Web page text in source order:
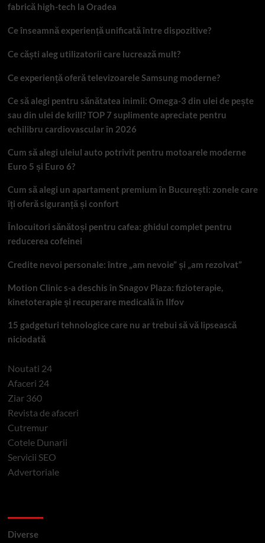
fabrică high-tech la Oradea
Ce înseamnă experiență unificată între dispozitive?
Ce căști aleg utilizatorii care lucrează mult?
Ce experiență oferă televizoarele Samsung moderne?
Ce să alegi pentru sănătatea inimii: Omega-3 din ulei de pește
sau din ulei de krill? TOP 7 suplimente apreciate pentru
echilibru cardiovascular în 2026
Cum să alegi uleiul auto potrivit pentru motoarele moderne
Euro 5 și Euro 6?
Cum să alegi un apartament premium în București: zonele care
îți oferă siguranță și confort
Înlocuitori sănătoși pentru cafea: ghidul complet pentru
reducerea cofeinei
Credite nevoi personale: între „am nevoie” și „am rezolvat”
Motion Clinic s-a deschis în Snagov Plaza: fizioterapie,
kinetoterapie și recuperare medicală în Ilfov
15 gadgeturi tehnologice care nu ar trebui să vă lipsească
niciodată
Noutati 24
Afaceri 24
Ziar 360
Revista de afaceri
Cutremur
Cotele Dunarii
Servicii SEO
Advertoriale
Diverse